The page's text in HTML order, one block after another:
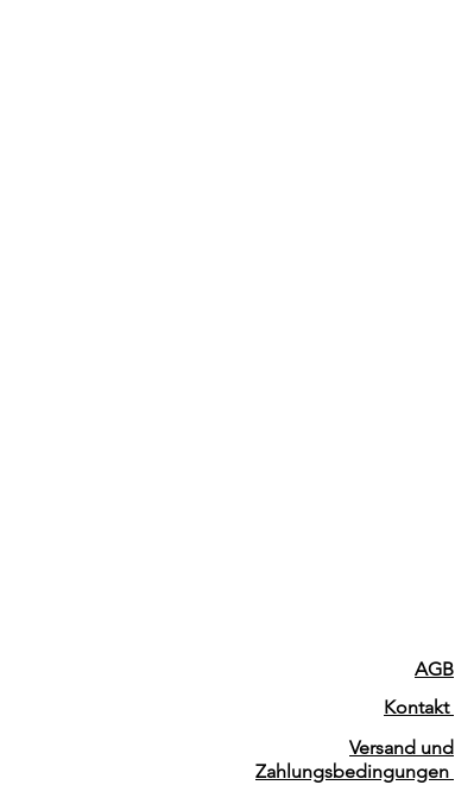
AGB
Kontakt
Versand und
Zahlungsbedingungen